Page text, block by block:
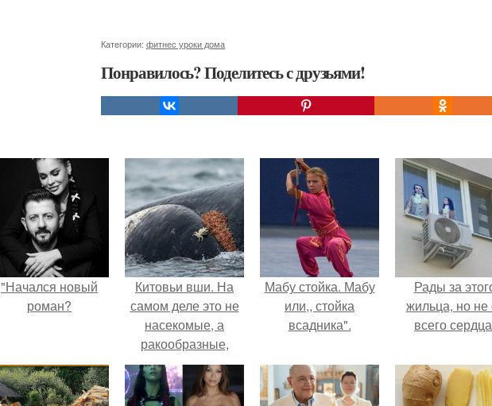
Категории: фитнес уроки дома
Понравилось? Поделитесь с друзьями!
"Начался новый
роман?
Китовьи вши. На
самом деле это не
насекомые, а
ракообразные,
относящиеся к
бокоплавам.
Мабу стойка. Мабу
или,, стойка
всадника".
Рады за
жильца, но не
всего